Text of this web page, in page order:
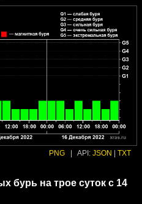
PNG API: JSON TXT
бурь на трое суток с 14